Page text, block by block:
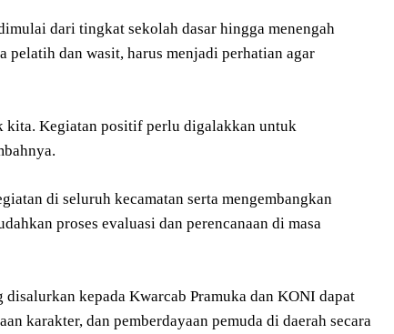
dari tingkat sekolah dasar hingga menengah
pelatih dan wasit, harus menjadi perhatian agar
kita. Kegiatan positif perlu digalakkan untuk
di seluruh kecamatan serta mengembangkan
proses evaluasi dan perencanaan di masa
kepada Kwarcab Pramuka dan KONI dapat
karakter, dan pemberdayaan pemuda di daerah secara